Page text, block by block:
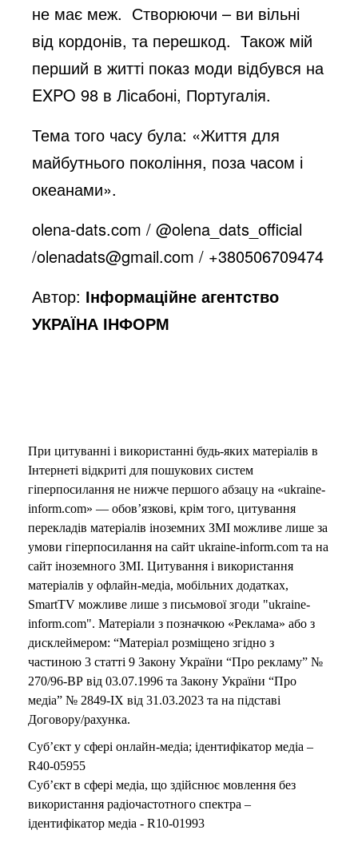
не має меж. Створюючи – ви вільні
від кордонів, та перешкод. Також мій
перший в житті показ моди відбувся на
EXPO 98 в Лісабоні, Португалія.
Тема того часу була: «Життя для
майбутнього покоління, поза часом і
океанами».
olena-dats.com / @olena_dats_official
/olenadats@gmail.com / +380506709474
Автор: Інформаційне агентство
УКРАЇНА ІНФОРМ
При цитуванні і використанні будь-яких матеріалів в
Інтернеті відкриті для пошукових систем
гіперпосилання не нижче першого абзацу на «ukraine-
inform.com» — обов’язкові, крім того, цитування
перекладів матеріалів іноземних ЗМІ можливе лише за
умови гіперпосилання на сайт ukraine-inform.com та на
сайт іноземного ЗМІ. Цитування і використання
матеріалів у офлайн-медіа, мобільних додатках,
SmartTV можливе лише з письмової згоди "ukraine-
inform.com". Матеріали з позначкою «Реклама» або з
дисклеймером: “Матеріал розміщено згідно з
частиною 3 статті 9 Закону України “Про рекламу” №
270/96-ВР від 03.07.1996 та Закону України “Про
медіа” № 2849-IX від 31.03.2023 та на підставі
Договору/рахунка.
Суб’єкт у сфері онлайн-медіа; ідентифікатор медіа –
R40-05955
Суб’єкт в сфері медіа, що здійснює мовлення без
використання радіочастотного спектра –
ідентифікатор медіа - R10-01993